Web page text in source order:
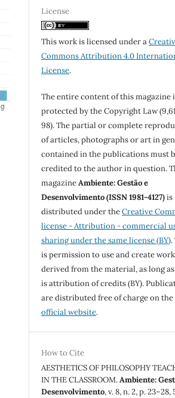
License
This work is licensed under a
Commons Attribution 4.0
License.
The entire content of this magazine
protected by the Copyright Law
98). The partial or complete
of articles, photographs or art in
contained in the publications must
credited to the author in question.
magazineAmbiente: Gestão e
Desenvolvimento (ISSN 1981-4127)is
distributed under theCreative
license - Attribution - commercial
sharing under the same license (BY)
is permission to use and create
derived from the material, as long
is attribution of credits (BY).
are distributed free of charge on the
official website.
How to Cite
AESTHETICS OF PHILOSOPHY
IN THE CLASSROOM.Ambiente:
Desenvolvimento, v. 8, n. 2, p. 23–28,